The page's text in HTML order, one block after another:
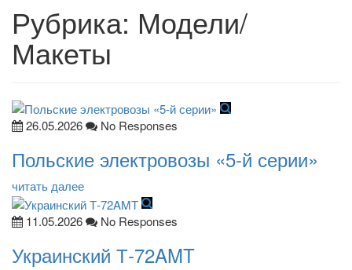
Рубрика: Модели/
Макеты
26.05.2026 No Responses
Польские электровозы «5-й серии»
читать далее
11.05.2026 No Responses
Украинский Т-72AMT